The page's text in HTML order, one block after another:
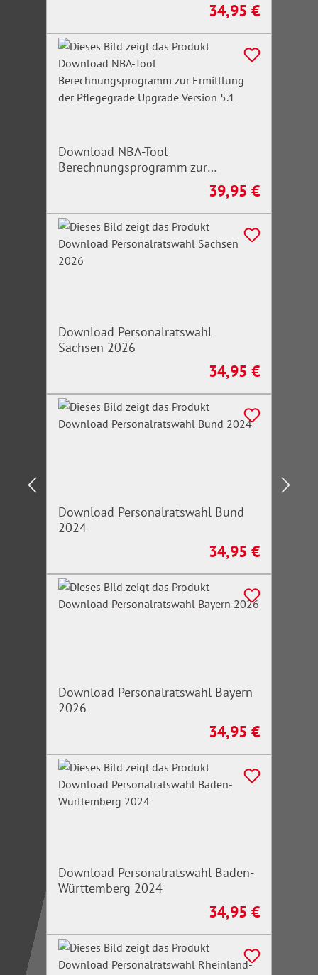
Regulärer Preis:
34,95 €
Download NBA-Tool
Berechnungsprogramm zur
Ermittlung der Pflegegrade Upgrade
Regulärer Preis:
39,95 €
Download Personalratswahl
Sachsen 2026
Regulärer Preis:
34,95 €
Download Personalratswahl Bund
2024
Regulärer Preis:
34,95 €
Download Personalratswahl Bayern
2026
Regulärer Preis:
34,95 €
Download Personalratswahl Baden-
Württemberg 2024
Regulärer Preis:
34,95 €